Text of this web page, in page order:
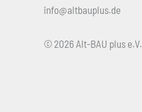
info@altbauplus.de
© 2026 Alt-BAU plus e.V.